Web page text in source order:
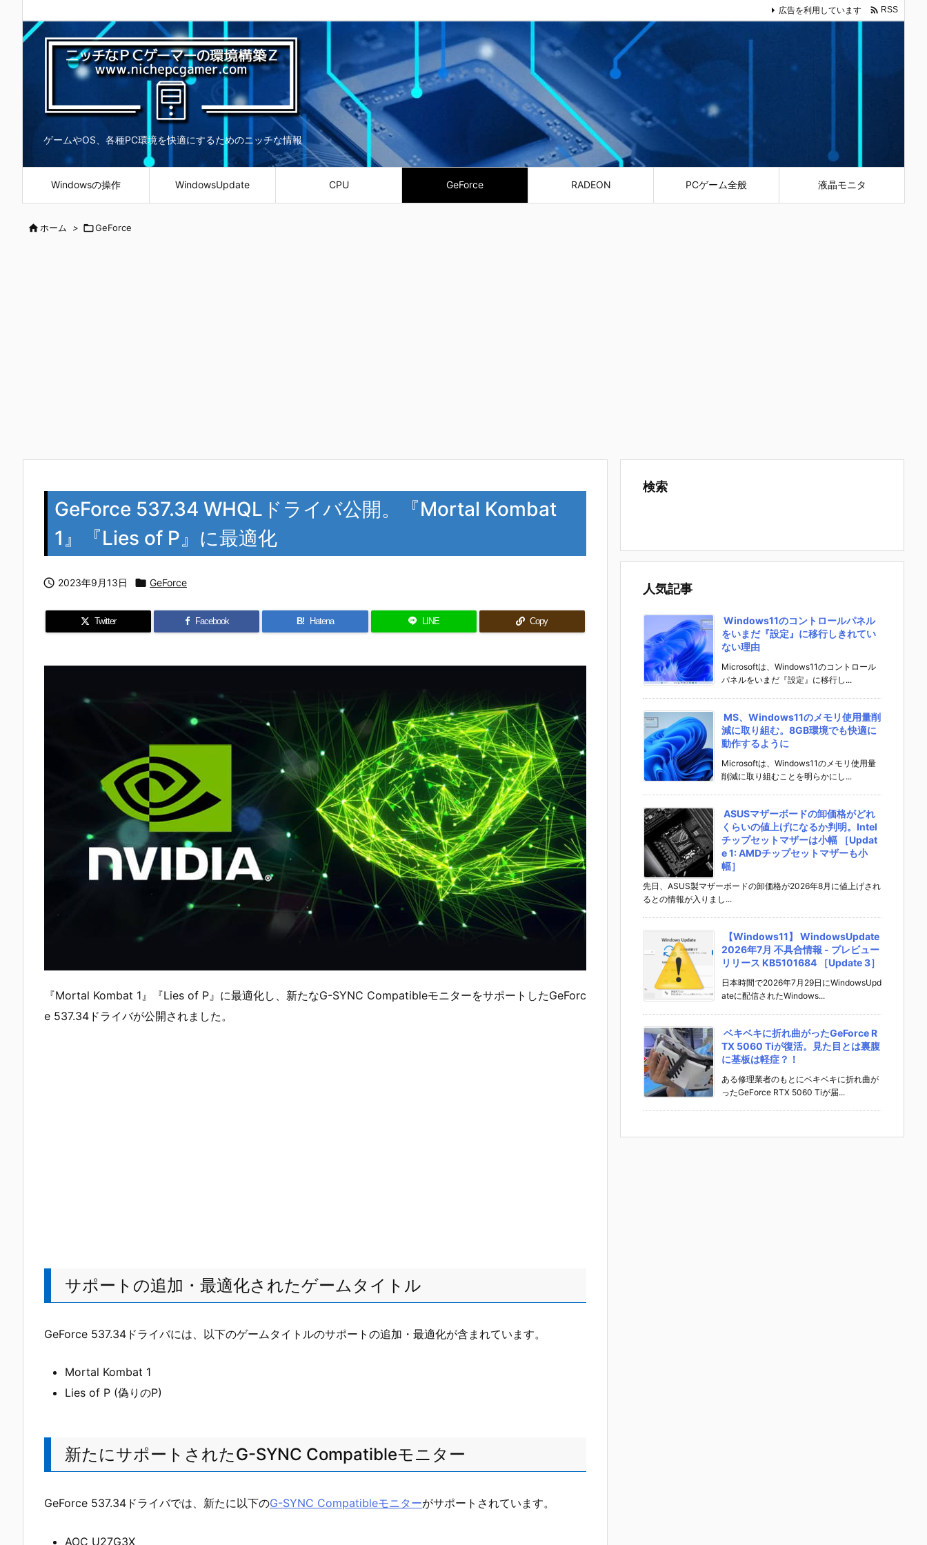
ゲームやOS、各種PC環境を快適にするためのニッチな情報
Windowsの操作 WindowsUpdate CPU GeForce RADEON PCゲーム全般 液晶モニタ
広告を利用しています  RSS
ホーム > GeForce
GeForce 537.34 WHQLドライバ公開。『Mortal Kombat
1』『Lies of P』に最適化
 2023年9月13日  GeForce
Twitter Facebook B! Hatena LINE Copy
『Mortal Kombat 1』『Lies of P』に最適化し、新たなG-SYNC CompatibleモニターをサポートしたGeForc
e 537.34ドライバが公開されました。
サポートの追加・最適化されたゲームタイトル
GeForce 537.34ドライバには、以下のゲームタイトルのサポートの追加・最適化が含まれています。
Mortal Kombat 1
Lies of P (偽りのP)
新たにサポートされたG-SYNC Compatibleモニター
GeForce 537.34ドライバでは、新たに以下のG-SYNC Compatibleモニターがサポートされています。
AOC U27G3X
検索
人気記事
Windows11のコントロールパネル
をいまだ『設定』に移行しきれてい
ない理由
Microsoftは、Windows11のコントロール
パネルをいまだ『設定』に移行し...
MS、Windows11のメモリ使用量削
減に取り組む。8GB環境でも快適に
動作するように
Microsoftは、Windows11のメモリ使用量
削減に取り組むことを明らかにし...
ASUSマザーボードの卸価格がどれ
くらいの値上げになるか判明。Intel
チップセットマザーは小幅 ［Updat
e 1: AMDチップセットマザーも小
幅］
先日、ASUS製マザーボードの卸価格が2026年8月に値上げされ
るとの情報が入りまし...
【Windows11】 WindowsUpdate
2026年7月 不具合情報 - プレビュー
リリース KB5101684 ［Update 3］
日本時間で2026年7月29日にWindowsUpd
ateに配信されたWindows...
ベキベキに折れ曲がったGeForce R
TX 5060 Tiが復活。見た目とは裏腹
に基板は軽症？！
ある修理業者のもとにベキベキに折れ曲が
ったGeForce RTX 5060 Tiが届...